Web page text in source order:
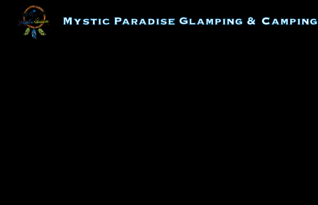
Skip
to
content
Mystic Paradise Glamping & Camping